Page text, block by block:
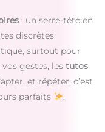
: un serre-tête en
discrètes
surtout pour
gestes, les tutos
et répéter, c’est
parfaits
.